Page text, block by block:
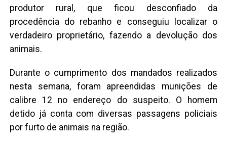
produtor rural, que ficou desconfiado da
procedência do rebanho e conseguiu localizar o
verdadeiro proprietário, fazendo a devolução dos
animais.
Durante o cumprimento dos mandados realizados
nesta semana, foram apreendidas munições de
calibre 12 no endereço do suspeito. O homem
detido já conta com diversas passagens policiais
por furto de animais na região.